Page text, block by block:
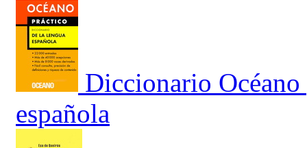
Diccionario
española